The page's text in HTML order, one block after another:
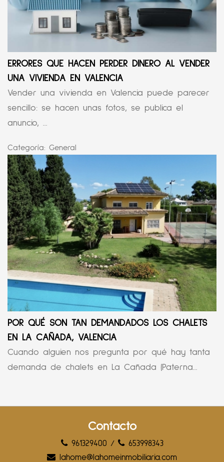
ERRORES QUE HACEN PERDER DINERO AL VENDER
UNA VIVIENDA EN VALENCIA
Vender una vivienda en Valencia puede parecer
sencillo: se hacen unas fotos, se publica el
anuncio, ...
Categoría: General
POR QUÉ SON TAN DEMANDADOS LOS CHALETS
EN LA CAÑADA, VALENCIA
Cuando alguien nos pregunta por qué hay tanta
demanda de chalets en La Cañada (Paterna...
Contacto
961329400 /
653998343
lahome@lahomeinmobiliaria.com